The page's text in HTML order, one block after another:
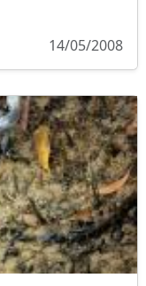
14/05/2008